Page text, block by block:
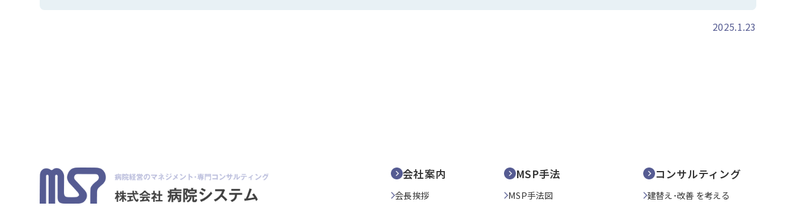
2025.1.23
会社案内
会長挨拶
MSP手法
MSP手法図
コンサルティング
建替え･改善 を考える